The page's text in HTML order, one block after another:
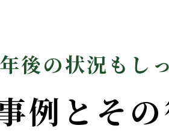
後の状況もし
例とそ